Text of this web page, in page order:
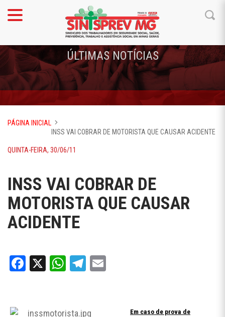
ÚLTIMAS NOTÍCIAS
PÁGINA INICIAL
INSS VAI COBRAR DE MOTORISTA QUE CAUSAR ACIDENTE
QUINTA-FEIRA, 30/06/11
INSS VAI COBRAR DE
MOTORISTA QUE CAUSAR
ACIDENTE
Facebook
X WhatsApp
Telegram
Em caso de prova de